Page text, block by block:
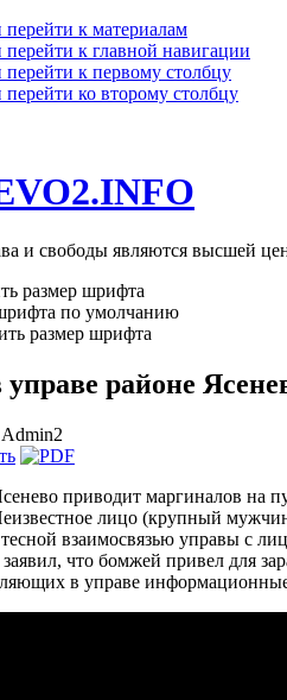
к материалам
к главной навигации
к первому столбцу
ко второму столбцу
и свободы являются высшей
районе
Admin2
приводит маргиналов на
лицо (крупный
взаимосвязью управы с
что бомжей привел для
в управе